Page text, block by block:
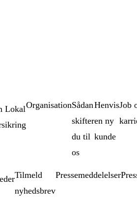
LokalOrganisationSådan
skifter
du til
os
Henvis
en ny
kunde
Job
Tilmeld
nyhedsbrev
Pressemeddelelser